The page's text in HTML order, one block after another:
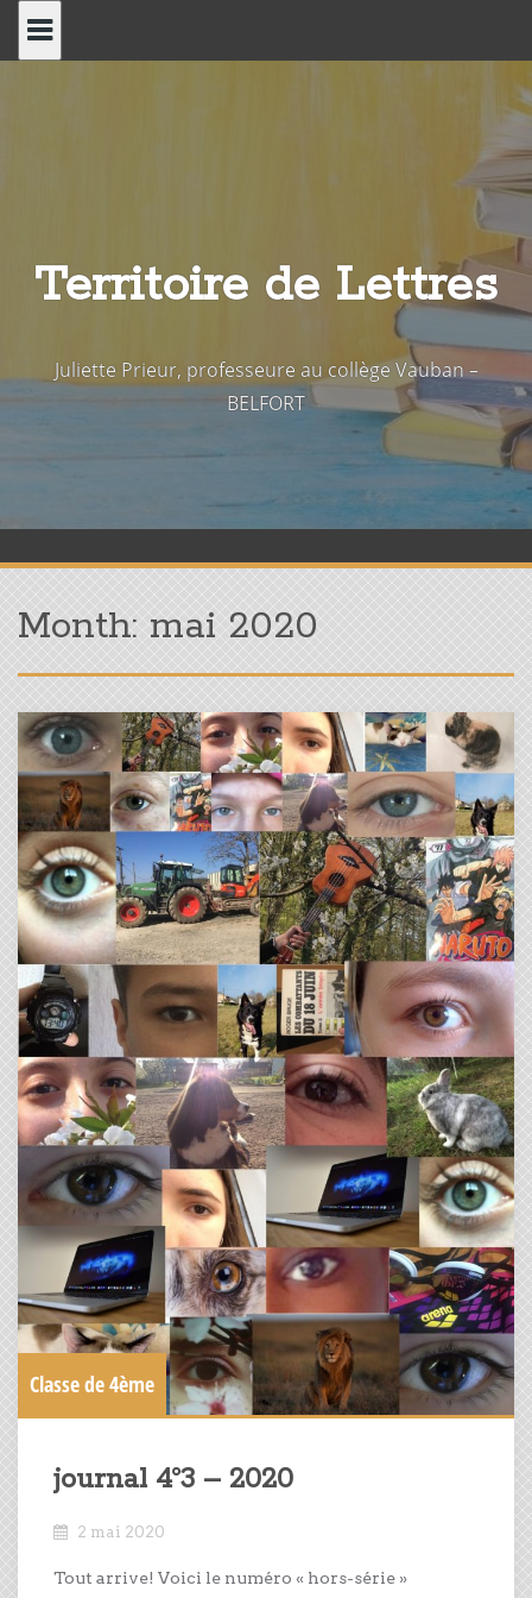
Territoire de Lettres
Juliette Prieur, professeure au collège Vauban –
BELFORT
Month: mai 2020
Classe de 4ème
journal 4°3 – 2020
2 mai 2020
Tout arrive! Voici le numéro « hors-série »